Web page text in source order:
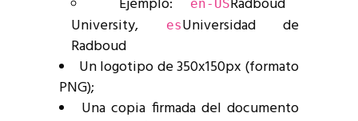
Ejemplo:
en-USRadboud
University,
esUniversidad de
Radboud
Un logotipo de 350x150px (formato
PNG);
Una copia firmada del documento